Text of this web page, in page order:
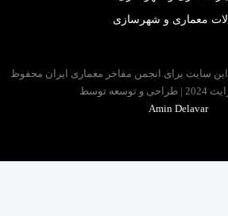
و شهرسازی
برای انجمن مفاخر معماری ایران محفوظ
Amin